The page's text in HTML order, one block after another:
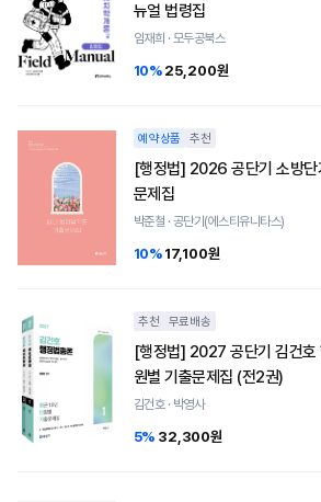
뉴얼 법령집
임재희 · 모두공북스
10% 25,200원
예약상품 추천
[행정법] 2026 공단기 소방단
문제집
박준철 · 공단기(에스티유니타스)
10% 17,100원
추천 무료배송
[행정법] 2027 공단기 김건호
원별 기출문제집 (전2권)
김건호 · 박영사
5% 32,300원